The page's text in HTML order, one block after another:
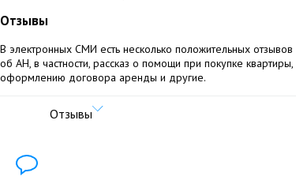
Отзывы
В электронных СМИ есть несколько положительных отзывов
об АН, в частности, рассказ о помощи при покупке квартиры,
оформлению договора аренды и другие.
Отзывы